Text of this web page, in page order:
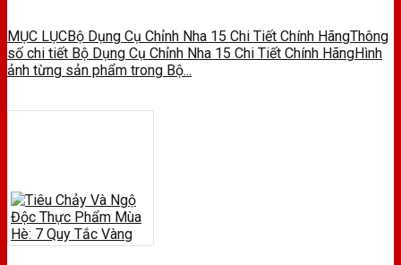
MỤC LỤCBộ Dụng Cụ Chỉnh Nha 15 Chi Tiết Chính HãngThông
số chi tiết Bộ Dụng Cụ Chỉnh Nha 15 Chi Tiết Chính HãngHình
ảnh từng sản phẩm trong Bộ...